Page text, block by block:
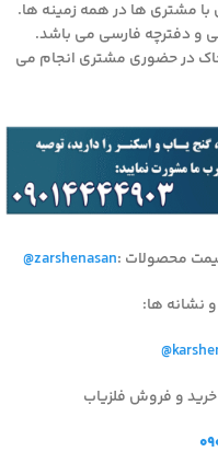
و دفترچه فارسی می باشد.
در حضوری مشتری انجام می
محصولات :
@zarshenasan
نشانه ها:
و فروش فلزیاب